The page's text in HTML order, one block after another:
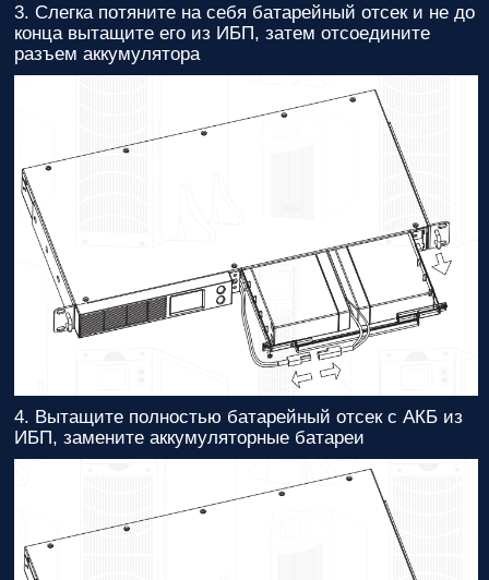
3. Слегка потяните на себя батарейный отсек и не до
конца вытащите его из ИБП, затем отсоедините
разъем аккумулятора
4. Вытащите полностью батарейный отсек с АКБ из
ИБП, замените аккумуляторные батареи